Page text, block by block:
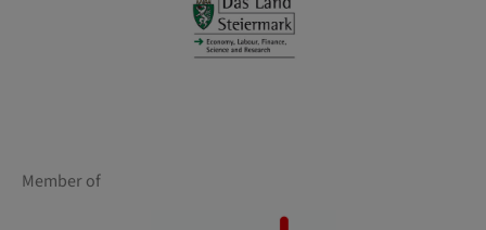
Member of